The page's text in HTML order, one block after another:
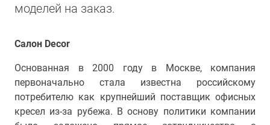
моделей на заказ.
Салон Decor
Основанная в 2000 году в Москве, компания
первоначально стала известна российскому
потребителю как крупнейший поставщик офисных
кресел из-за рубежа. В основу политики компании